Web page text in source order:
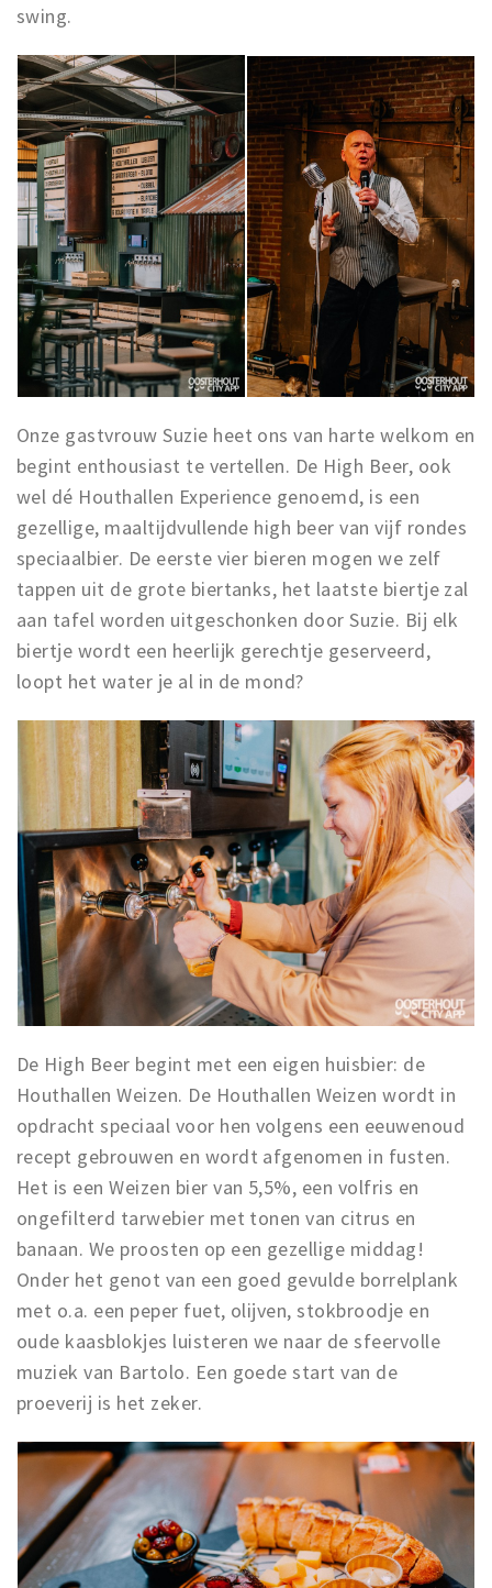
swing.
Onze gastvrouw Suzie heet ons van harte welkom en
begint enthousiast te vertellen. De High Beer, ook
wel dé Houthallen Experience genoemd, is een
gezellige, maaltijdvullende high beer van vijf rondes
speciaalbier. De eerste vier bieren mogen we zelf
tappen uit de grote biertanks, het laatste biertje zal
aan tafel worden uitgeschonken door Suzie. Bij elk
biertje wordt een heerlijk gerechtje geserveerd,
loopt het water je al in de mond?
De High Beer begint met een eigen huisbier: de
Houthallen Weizen. De Houthallen Weizen wordt in
opdracht speciaal voor hen volgens een eeuwenoud
recept gebrouwen en wordt afgenomen in fusten.
Het is een Weizen bier van 5,5%, een volfris en
ongefilterd tarwebier met tonen van citrus en
banaan. We proosten op een gezellige middag!
Onder het genot van een goed gevulde borrelplank
met o.a. een peper fuet, olijven, stokbroodje en
oude kaasblokjes luisteren we naar de sfeervolle
muziek van Bartolo. Een goede start van de
proeverij is het zeker.